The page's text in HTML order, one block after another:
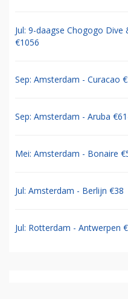
Jul: 9-daagse Chogogo Dive
€1056
Sep: Amsterdam - Curacao
Sep: Amsterdam - Aruba
Mei: Amsterdam - Bonaire
Jul: Amsterdam - Berlijn €38
Jul: Rotterdam - Antwerpen